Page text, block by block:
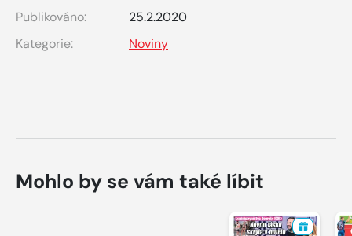
Publikováno:
25.2.2020
Kategorie:
Noviny
Mohlo by se vám také líbit